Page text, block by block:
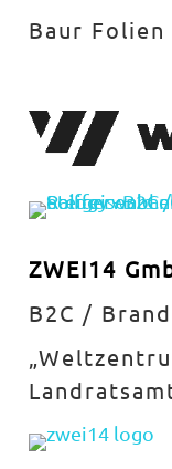
Baur Folien
ZWEI14
B2C /